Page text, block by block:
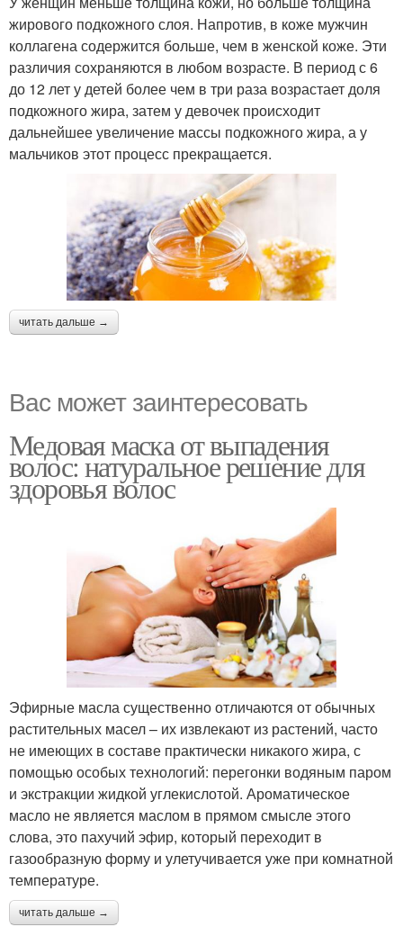
жирового подкожного слоя. Напротив, в коже мужчин
коллагена содержится больше, чем в женской коже. Эти
различия сохраняются в любом возрасте. В период с 6
до 12 лет у детей более чем в три раза возрастает доля
подкожного жира, затем у девочек происходит
дальнейшее увеличение массы подкожного жира, а у
мальчиков этот процесс прекращается.
читать дальше →
Вас может заинтересовать
Медовая маска от выпадения
волос: натуральное решение для
здоровья волос
Эфирные масла существенно отличаются от обычных
растительных масел – их извлекают из растений, часто
не имеющих в составе практически никакого жира, с
помощью особых технологий: перегонки водяным паром
и экстракции жидкой углекислотой. Ароматическое
масло не является маслом в прямом смысле этого
слова, это пахучий эфир, который переходит в
газообразную форму и улетучивается уже при комнатной
температуре.
читать дальше →